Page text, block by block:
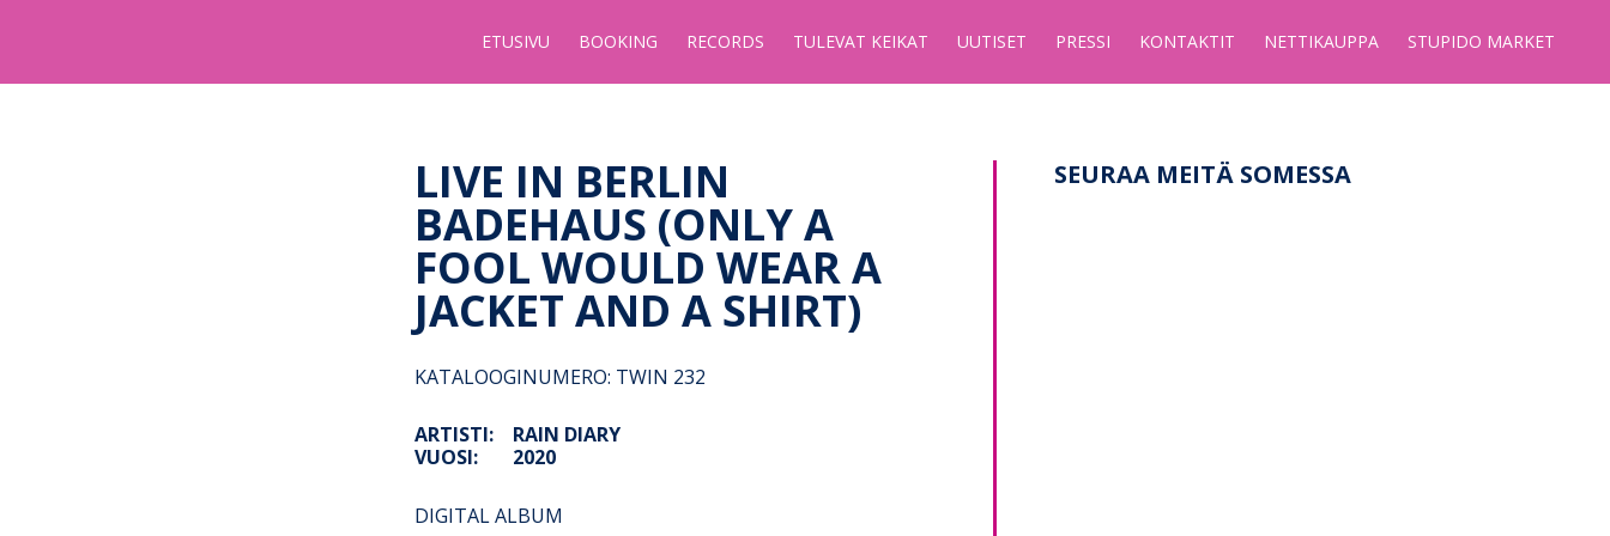
Records
ETUSIVU BOOKING RECORDS TULEVAT KEIKAT UUTISET PRESSI KONTAKTIT NETTIKAUPPA STUPIDO MARKET
LIVE IN BERLIN
BADEHAUS (ONLY A
FOOL WOULD WEAR A
JACKET AND A SHIRT)
KATALOOGINUMERO: TWIN 232
ARTISTI:
RAIN DIARY
VUOSI:
2020
DIGITAL ALBUM
SEURAA MEITÄ SOMESSA